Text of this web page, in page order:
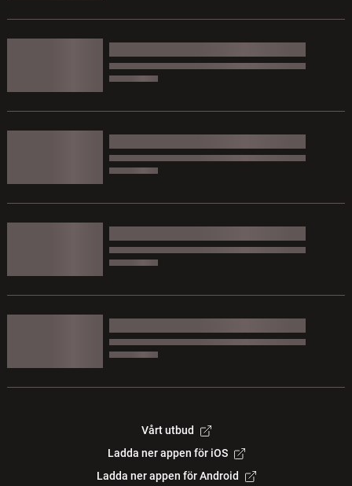
Vårt utbud
Ladda ner appen för iOS
Ladda ner appen för Android